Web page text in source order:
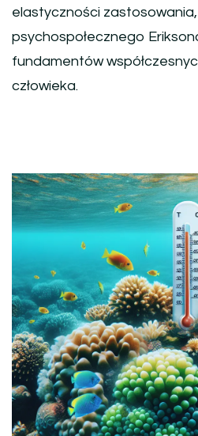
elastyczności
psychospołecznego
fundamentów
człowieka.
Nawigacja
wpisu